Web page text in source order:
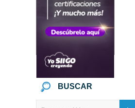
BUSCAR